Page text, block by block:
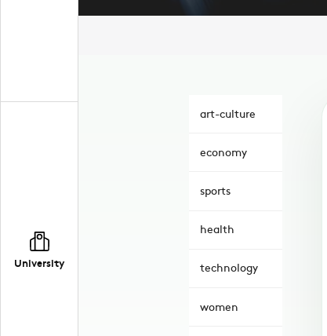
University
art-culture
economy
sports
health
technology
women